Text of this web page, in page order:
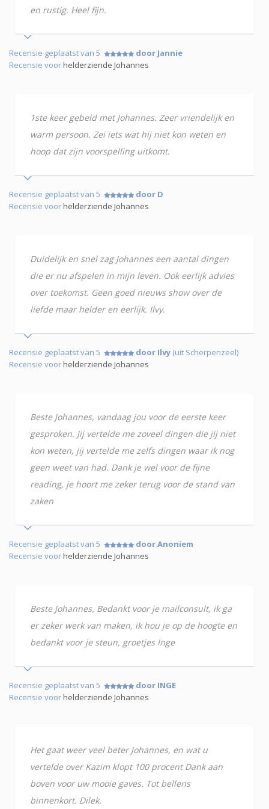
en rustig. Heel fijn.
Recensie geplaatst van 5
door Jannie
Recensie voorhelderziende Johannes
1ste keer gebeld met Johannes. Zeer vriendelijk en
warm persoon. Zei iets wat hij niet kon weten en
hoop dat zijn voorspelling uitkomt.
Recensie geplaatst van 5
door D
Recensie voorhelderziende Johannes
Duidelijk en snel zag Johannes een aantal dingen
die er nu afspelen in mijn leven. Ook eerlijk advies
over toekomst. Geen goed nieuws show over de
liefde maar helder en eerlijk. Ilvy.
Recensie geplaatst van 5 door Ilvy (uit Scherpenzeel)
Recensie voorhelderziende Johannes
Beste Johannes, vandaag jou voor de eerste keer
gesproken. Jij vertelde me zoveel dingen die jij niet
kon weten, jij vertelde me zelfs dingen waar ik nog
geen weet van had. Dank je wel voor de fijne
reading, je hoort me zeker terug voor de stand van
zaken
Recensie geplaatst van 5
door Anoniem
Recensie voorhelderziende Johannes
Beste Johannes, Bedankt voor je mailconsult, ik ga
er zeker werk van maken, ik hou je op de hoogte en
bedankt voor je steun, groetjes Inge
Recensie geplaatst van 5
door INGE
Recensie voorhelderziende Johannes
Het gaat weer veel beter Johannes, en wat u
vertelde over Kazim klopt 100 procent Dank aan
boven voor uw mooie gaves. Tot bellens
binnenkort. Dilek.